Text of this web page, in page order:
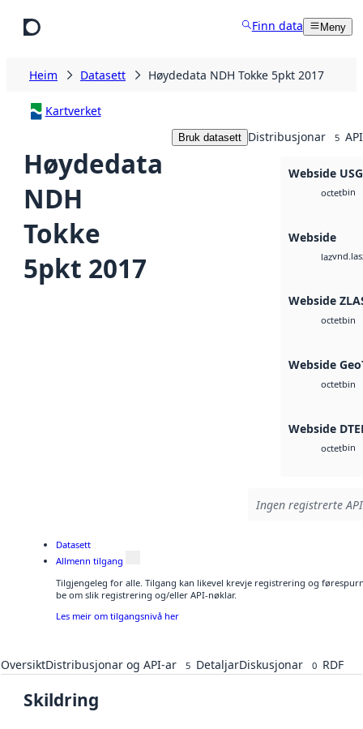
Finn data Meny
Heim Datasett Høydedata NDH Tokke 5pkt 2017
Kartverket
Høydedata
NDH
Tokke
5pkt 2017
Bruk datasett Distribusjonar 5
Webside
octetbin
Webside
laz
Webside
octetbin
Webside
octetbin
Webside
octetbin
Ingen registrerte
Datasett
Allmenn tilgang
Tilgjengeleg for alle. Tilgang kan likevel krevje registrering og
be om slik registrering og/eller API-nøklar.
Les meir om tilgangsnivå her
OversiktDistribusjonar og API-ar 5 DetaljarDiskusjonar 0 RDF
Skildring